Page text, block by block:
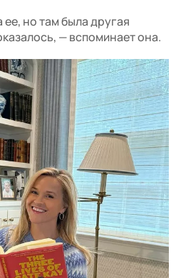
но там была другая
— вспоминает она.